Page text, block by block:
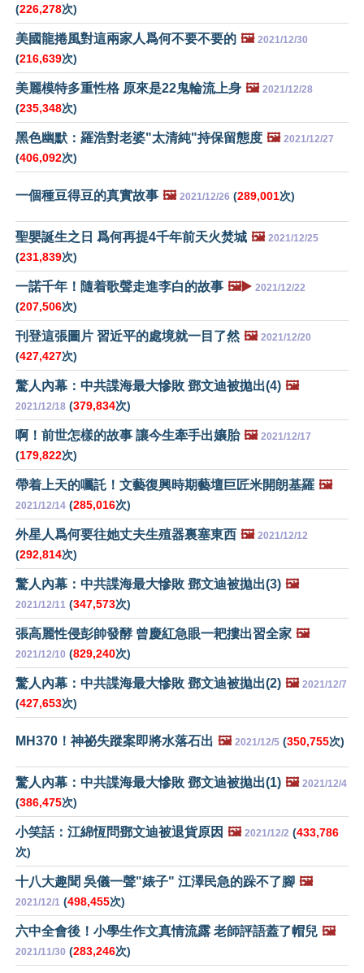
(226,278次)
美國龍捲風對這兩家人爲何不要不要的 🖼️ 2021/12/30
(216,639次)
美麗模特多重性格 原來是22鬼輪流上身 🖼️ 2021/12/28
(235,348次)
黑色幽默：羅浩對老婆"太清純"持保留態度 🖼️ 2021/12/27
(406,092次)
一個種豆得豆的真實故事 🖼️ 2021/12/26 (289,001次)
聖嬰誕生之日 爲何再提4千年前天火焚城 🖼️ 2021/12/25
(231,839次)
一諾千年！隨着歌聲走進李白的故事 🖼️▶️ 2021/12/22
(207,506次)
刊登這張圖片 習近平的處境就一目了然 🖼️ 2021/12/20
(427,427次)
驚人內幕：中共諜海最大慘敗 鄧文迪被拋出(4) 🖼️
2021/12/18 (379,834次)
啊！前世怎樣的故事 讓今生牽手出孃胎 🖼️ 2021/12/17
(179,822次)
帶着上天的囑託！文藝復興時期藝壇巨匠米開朗基羅 🖼️
2021/12/14 (285,016次)
外星人爲何要往她丈夫生殖器裏塞東西 🖼️ 2021/12/12
(292,814次)
驚人內幕：中共諜海最大慘敗 鄧文迪被拋出(3) 🖼️
2021/12/11 (347,573次)
張高麗性侵彭帥發酵 曾慶紅急眼一耙摟出習全家 🖼️
2021/12/10 (829,240次)
驚人內幕：中共諜海最大慘敗 鄧文迪被拋出(2) 🖼️ 2021/12/7
(427,653次)
MH370！神祕失蹤案即將水落石出 🖼️ 2021/12/5 (350,755次)
驚人內幕：中共諜海最大慘敗 鄧文迪被拋出(1) 🖼️ 2021/12/4
(386,475次)
小笑話：江綿恆問鄧文迪被退貨原因 🖼️ 2021/12/2 (433,786
次)
十八大趣聞 吳儀一聲"婊子" 江澤民急的跺不了腳 🖼️
2021/12/1 (498,455次)
六中全會後！小學生作文真情流露 老師評語蓋了帽兒 🖼️
2021/11/30 (283,246次)